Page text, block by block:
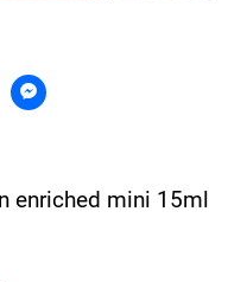
enriched mini 15ml